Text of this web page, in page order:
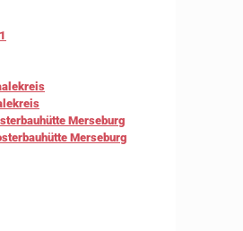
Merseburg
Merseburg